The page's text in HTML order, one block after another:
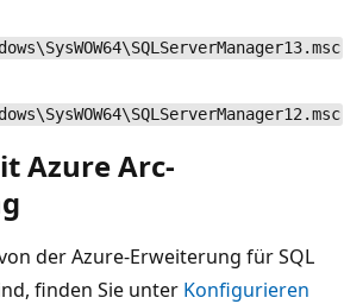
Azure Arc-
der Azure-Erweiterung für SQL
finden Sie unter Konfigurieren